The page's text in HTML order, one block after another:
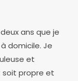
ans que je
domicile. Je
et
soit propre et